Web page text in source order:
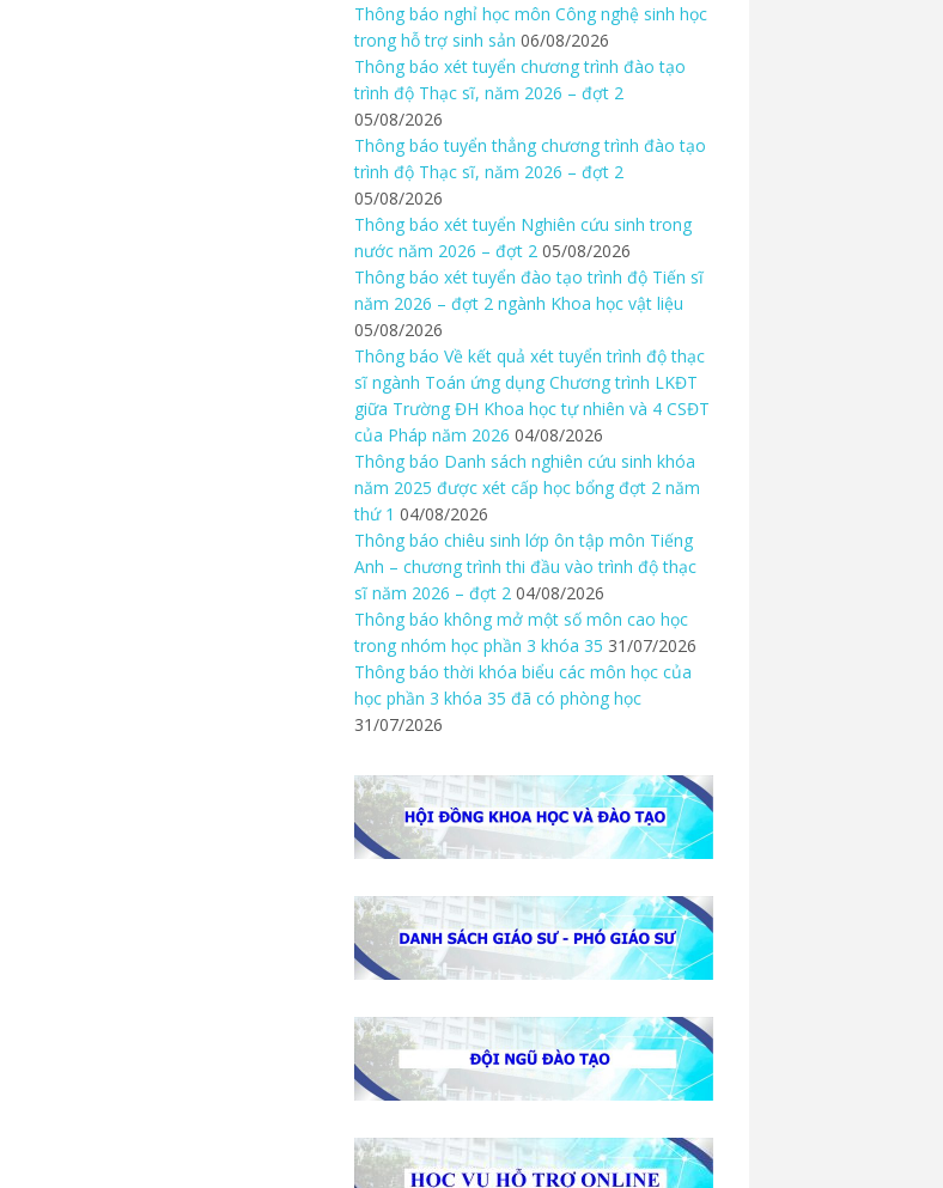
Thông báo nghỉ học môn Công nghệ sinh học
trong hỗ trợ sinh sản 06/08/2026
Thông báo xét tuyển chương trình đào tạo
trình độ Thạc sĩ, năm 2026 – đợt 2
05/08/2026
Thông báo tuyển thẳng chương trình đào tạo
trình độ Thạc sĩ, năm 2026 – đợt 2
05/08/2026
Thông báo xét tuyển Nghiên cứu sinh trong
nước năm 2026 – đợt 2 05/08/2026
Thông báo xét tuyển đào tạo trình độ Tiến sĩ
năm 2026 – đợt 2 ngành Khoa học vật liệu
05/08/2026
Thông báo Về kết quả xét tuyển trình độ thạc
sĩ ngành Toán ứng dụng Chương trình LKĐT
giữa Trường ĐH Khoa học tự nhiên và 4 CSĐT
của Pháp năm 2026 04/08/2026
Thông báo Danh sách nghiên cứu sinh khóa
năm 2025 được xét cấp học bổng đợt 2 năm
thứ 1 04/08/2026
Thông báo chiêu sinh lớp ôn tập môn Tiếng
Anh – chương trình thi đầu vào trình độ thạc
sĩ năm 2026 – đợt 2 04/08/2026
Thông báo không mở một số môn cao học
trong nhóm học phần 3 khóa 35 31/07/2026
Thông báo thời khóa biểu các môn học của
học phần 3 khóa 35 đã có phòng học
31/07/2026